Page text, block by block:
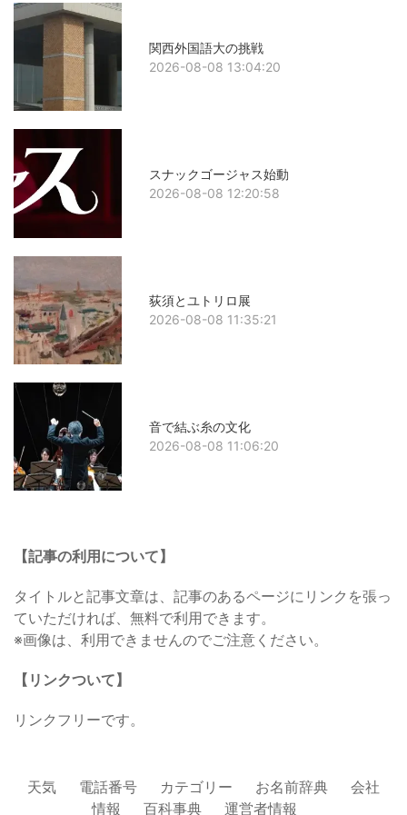
関西外国語大の挑戦
2026-08-08 13:04:20
スナックゴージャス始動
2026-08-08 12:20:58
荻須とユトリロ展
2026-08-08 11:35:21
音で結ぶ糸の文化
2026-08-08 11:06:20
【記事の利用について】
タイトルと記事文章は、記事のあるページにリンクを張っ
ていただければ、無料で利用できます。
※画像は、利用できませんのでご注意ください。
【リンクついて】
リンクフリーです。
天気 電話番号 カテゴリー お名前辞典
会社
情報
百科事典 運営者情報